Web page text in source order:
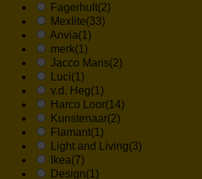
Fagerhult(2)
Mexlite(33)
Anvia(1)
merk(1)
Jacco Maris(2)
Luci(1)
v.d. Heg(1)
Harco Loor(14)
Kunstenaar(2)
Flamant(1)
Light and Living(3)
Ikea(7)
Design(1)